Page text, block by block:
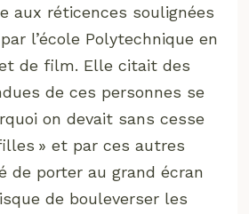
aux réticences soulignées
l’école Polytechnique en
de film. Elle citait des
de ces personnes se
on devait sans cesse
» et par ces autres
de porter au grand écran
de bouleverser les